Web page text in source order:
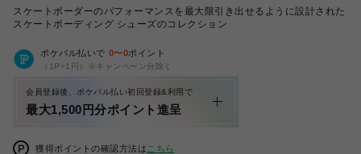
スケートボーダーのパフォーマンスを最大限引き出せるように設計された
スケートボーディング シューズのコレクション
ポケパル払いで 0〜0ポイント
（1P=1円）※キャンペーン分除く
会員登録後、ポケパル払い初回登録&利用で
最大1,500円分ポイント進呈
獲得ポイントの確認方法は こちら